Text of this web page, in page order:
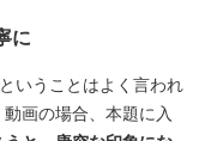
に
いうことはよく言われ
画の場合、本題に入